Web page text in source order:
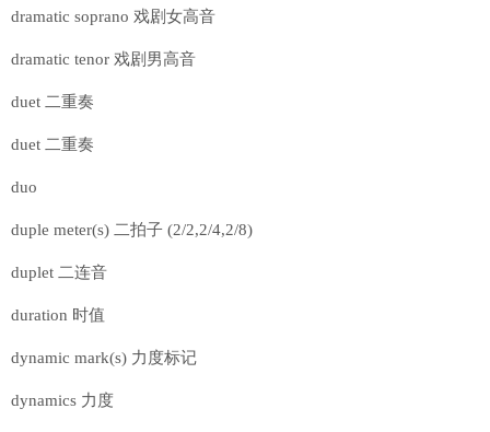
dramatic soprano 戏剧女高音
dramatic tenor 戏剧男高音
duet 二重奏
duet 二重奏
duo
duple meter(s) 二拍子 (2/2,2/4,2/8)
duplet 二连音
duration 时值
dynamic mark(s) 力度标记
dynamics 力度